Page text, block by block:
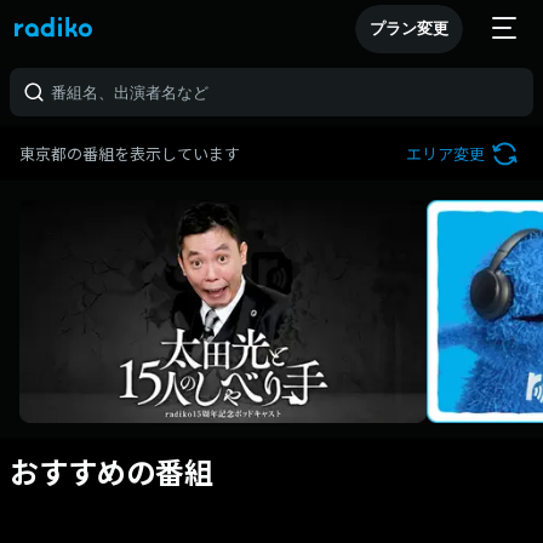
プラン変更
東京都の番組を表示しています エリア変更
おすすめの番組